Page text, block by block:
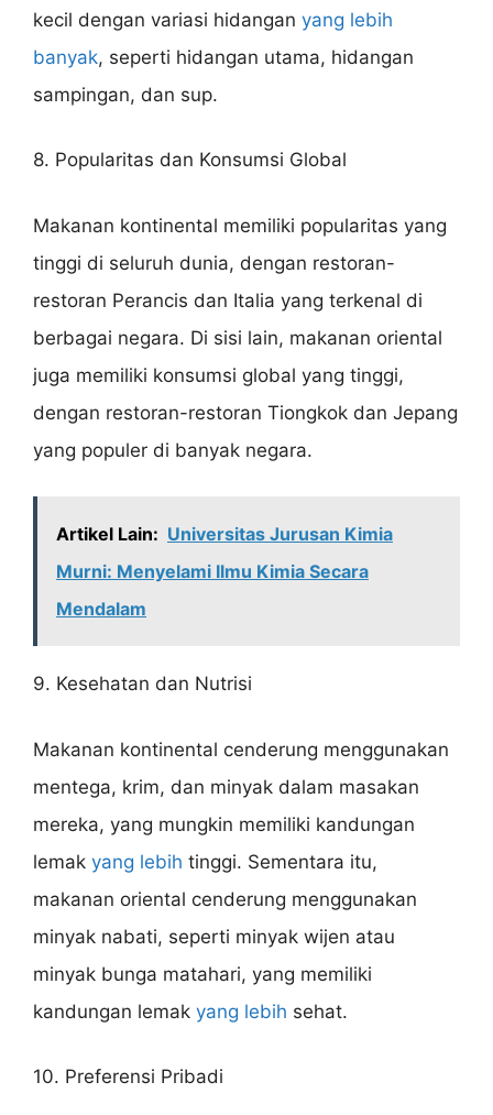
kecil dengan variasi hidangan yang lebih
banyak, seperti hidangan utama, hidangan
sampingan, dan sup.
8. Popularitas dan Konsumsi Global
Makanan kontinental memiliki popularitas yang
tinggi di seluruh dunia, dengan restoran-
restoran Perancis dan Italia yang terkenal di
berbagai negara. Di sisi lain, makanan oriental
juga memiliki konsumsi global yang tinggi,
dengan restoran-restoran Tiongkok dan Jepang
yang populer di banyak negara.
Artikel Lain: Universitas Jurusan Kimia
Murni: Menyelami Ilmu Kimia Secara
Mendalam
9. Kesehatan dan Nutrisi
Makanan kontinental cenderung menggunakan
mentega, krim, dan minyak dalam masakan
mereka, yang mungkin memiliki kandungan
lemak yang lebih tinggi. Sementara itu,
makanan oriental cenderung menggunakan
minyak nabati, seperti minyak wijen atau
minyak bunga matahari, yang memiliki
kandungan lemak yang lebih sehat.
10. Preferensi Pribadi